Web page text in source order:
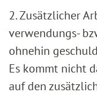
2. Zusätzlicher
verwendungs-
ohnehin
Es kommt nicht
auf den